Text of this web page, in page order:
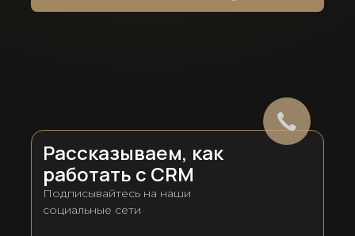
Рассказываем, как
работать с CRM
Подписывайтесь на наши
социальные сети